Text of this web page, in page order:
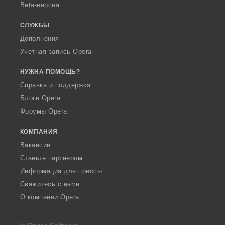
Beta-версия
СЛУЖБЫ
Дополнения
Учетная запись Opera
НУЖНА ПОМОЩЬ?
Справка и поддержка
Блоги Opera
Форумы Opera
КОМПАНИЯ
Вакансии
Станьте партнером
Информация для прессы
Свяжитесь с нами
О компании Opera